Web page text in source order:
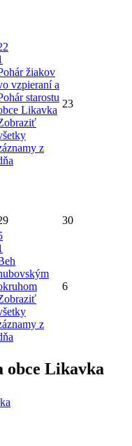
žiakov
vzpieraní a
starostu
Likavka
z
23
30
z
6
obce Likavka